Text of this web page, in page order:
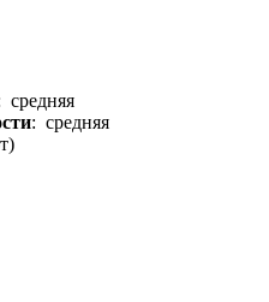
средняя
: средняя